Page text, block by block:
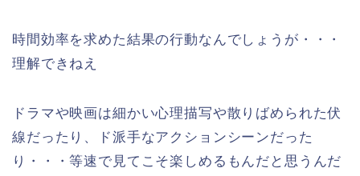
時間効率を求めた結果の行動なんでしょうが・・・
理解できねえ
ドラマや映画は細かい心理描写や散りばめられた伏
線だったり、ド派手なアクションシーンだった
り・・・等速で見てこそ楽しめるもんだと思うんだ